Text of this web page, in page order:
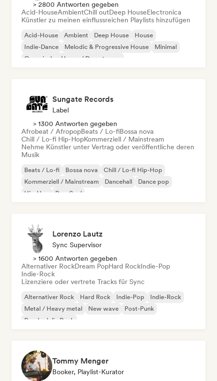
> 2800 Antworten gegeben
Acid-HouseAmbientChill outDeep HouseElectronica
Künstler zu meinen einflussreichen Playlists hinzufügen
Acid-House Ambient Deep House
House
Indie-Dance
Melodic & Progressive House
Minimal
Organischer House / Downtempo
Sungate Records
Label
> 1300 Antworten gegeben
Afrobeat / AfropopBeats / Lo-fiBossa nova
Chill / Lo-fi Hip-HopKommerziell / Mainstream
Nehme Künstler unter Vertrag oder veröffentliche deren
Musik
Beats / Lo-fi Bossa nova
Chill / Lo-fi Hip-Hop
Kommerziell / Mainstream
Dancehall
Dance pop
Hip-Hop
Pop-Soul
Lorenzo Lautz
Sync Supervisor
> 1600 Antworten gegeben
Alternativer RockDream PopHard RockIndie-Pop
Indie-Rock
Lizenziere oder vertrete Tracks für Sync
Alternativer Rock Hard Rock Indie-Pop
Indie-Rock
Metal / Heavy metal
New wave
Post-Punk
Psychedelic Rock
Tommy Menger
Booker, Playlist-Kurator